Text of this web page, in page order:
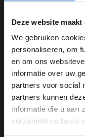
Deze website
We gebruiken
personaliseren, om
en om ons
informatie over uw
partners voor social
partners kunnen
informatie die u aan
verzameld op basis
Hij mist iets
Ralf Schumacher
Sky Sportsen
tussen Hamilton en
op dit moment drie
ongebruikelijk,
WELKOM
Ben
Pas je advertentie
door